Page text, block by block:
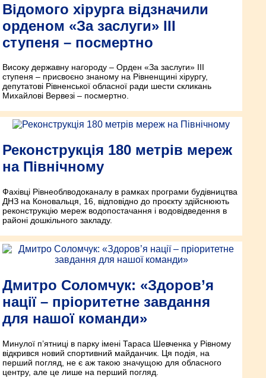
Відомого хірурга відзначили
орденом «За заслуги» ІІІ
ступеня – посмертно
Високу державну нагороду – Орден «За заслуги» ІІІ
ступеня – присвоєно знаному на Рівненщині хірургу,
депутатові Рівненської обласної ради шести скликань
Михайлові Вервезі – посмертно.
Реконструкція 180 метрів мереж
на Північному
Фахівці Рівнеоблводоканалу в рамках програми будівництва
ДНЗ на Коновальця, 16, відповідно до проєкту здійснюють
реконструкцію мереж водопостачання і водовідведення в
районі дошкільного закладу.
Дмитро Соломчук: «Здоров’я
нації – пріоритетне завдання
для нашої команди»
Минулої п’ятниці в парку імені Тараса Шевченка у Рівному
відкрився новий спортивний майданчик. Ця подія, на
перший погляд, не є аж такою значущою для обласного
центру, але це лише на перший погляд.